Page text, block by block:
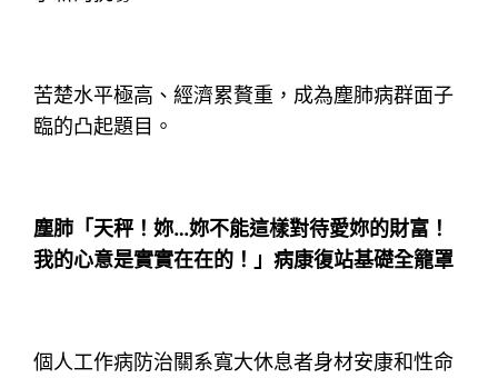
苦楚水平極高、經濟累贅重，成為塵肺病群面子
臨的凸起題目。
塵肺「天秤！妳…妳不能這樣對待愛妳的財富！
我的心意是實實在在的！」病康復站基礎全籠罩
個人工作病防治關系寬大休息者身材安康和性命